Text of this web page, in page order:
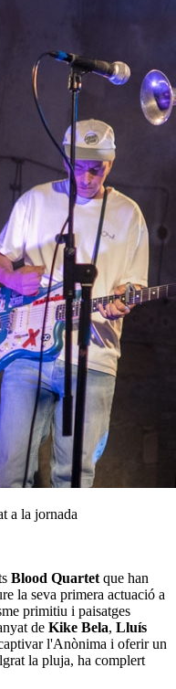
a la jornada
Blood Quartet que han
la seva primera actuació a
primitiu i paisatges
de Kike Bela, Lluís
l'Anònima i oferir un
la pluja, ha complert